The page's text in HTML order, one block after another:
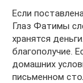
Если
Глаз Фатимы
хранятся
благополучие.
домашних
письменном